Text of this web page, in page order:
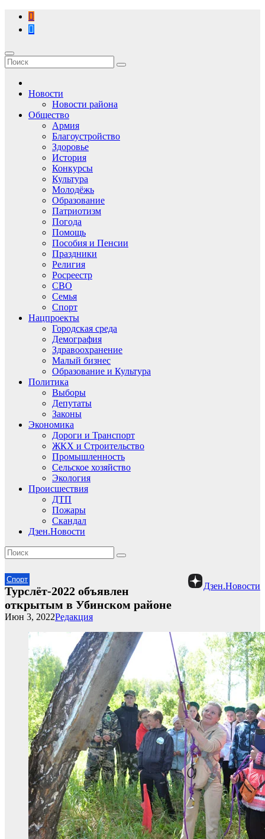
Перейти
содержимому
Новости
Новости района
Общество
Армия
Благоустройство
Здоровье
История
Конкурсы
Культура
Молодёжь
Образование
Патриотизм
Погода
Помощь
Пособия и Пенсии
Праздники
Религия
Росреестр
СВО
Семья
Спорт
Нацпроекты
Городская среда
Демография
Здравоохранение
Малый бизнес
Образование и Культура
Политика
Выборы
Депутаты
Законы
Экономика
Дороги и Транспорт
ЖКХ и Строительство
Промышленность
Сельское хозяйство
Экология
Происшествия
ДТП
Пожары
Скандал
Дзен.Новости
Спорт
Дзен.Новости
Турслёт-2022 объявлен
открытым в Убинском районе
Редакция
Июн 3, 2022